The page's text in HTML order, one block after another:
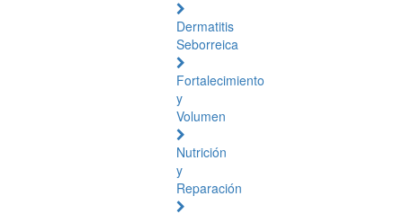
Dermatitis
Seborreica
Fortalecimiento
y
Volumen
Nutrición
y
Reparación